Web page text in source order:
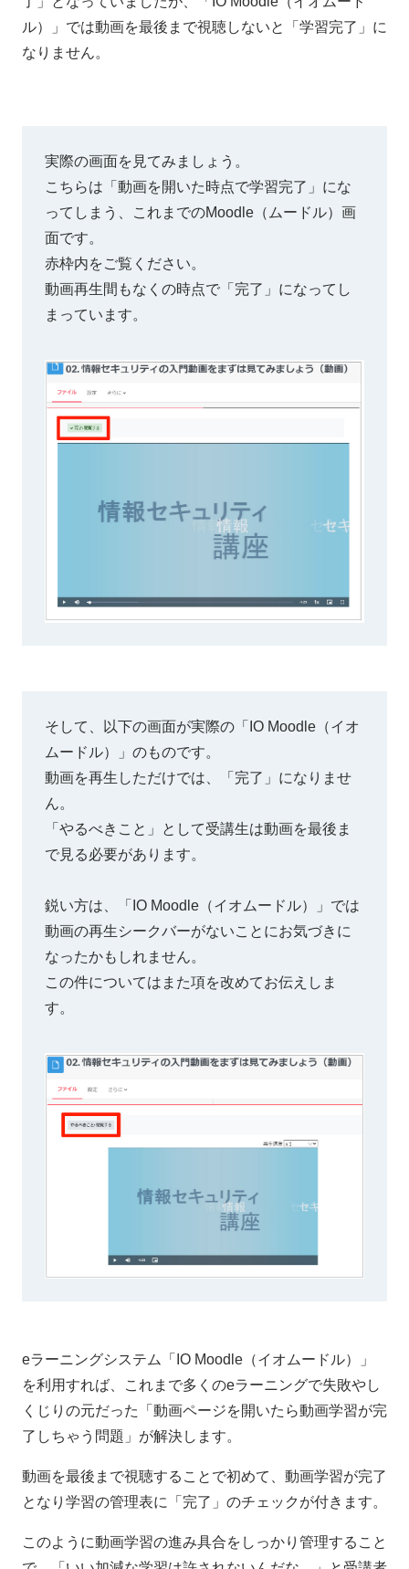
ル）」では動画を最後まで視聴しないと「学習完了」に
なりません。
実際の画面を見てみましょう。
こちらは「動画を開いた時点で学習完了」にな
ってしまう、これまでのMoodle（ムードル）画
面です。
赤枠内をご覧ください。
動画再生間もなくの時点で「完了」になってし
まっています。
そして、以下の画面が実際の「IO Moodle（イオ
ムードル）」のものです。
動画を再生しただけでは、「完了」になりませ
ん。
「やるべきこと」として受講生は動画を最後ま
で見る必要があります。
鋭い方は、「IO Moodle（イオムードル）」では
動画の再生シークバーがないことにお気づきに
なったかもしれません。
この件についてはまた項を改めてお伝えしま
す。
eラーニングシステム「IO Moodle（イオムードル）」
を利用すれば、これまで多くのeラーニングで失敗やし
くじりの元だった「動画ページを開いたら動画学習が完
了しちゃう問題」が解決します。
動画を最後まで視聴することで初めて、動画学習が完了
となり学習の管理表に「完了」のチェックが付きます。
このように動画学習の進み具合をしっかり管理すること